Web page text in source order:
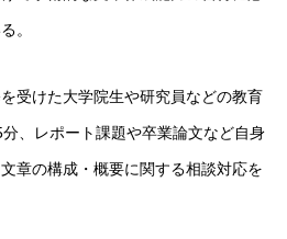
。
受けた大学院生や研究員などの教育
、レポート課題や卒業論文など自身
章の構成・概要に関する相談対応を